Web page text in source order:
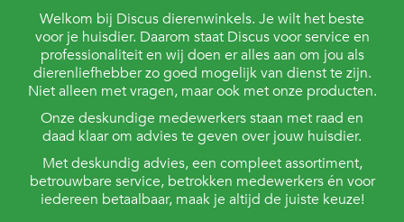
Welkom bij Discus dierenwinkels. Je wilt het beste
voor je huisdier. Daarom staat Discus voor service en
professionaliteit en wij doen er alles aan om jou als
dierenliefhebber zo goed mogelijk van dienst te zijn.
Niet alleen met vragen, maar ook met onze producten.
Onze deskundige medewerkers staan met raad en
daad klaar om advies te geven over jouw huisdier.
Met deskundig advies, een compleet assortiment,
betrouwbare service, betrokken medewerkers én voor
iedereen betaalbaar, maak je altijd de juiste keuze!